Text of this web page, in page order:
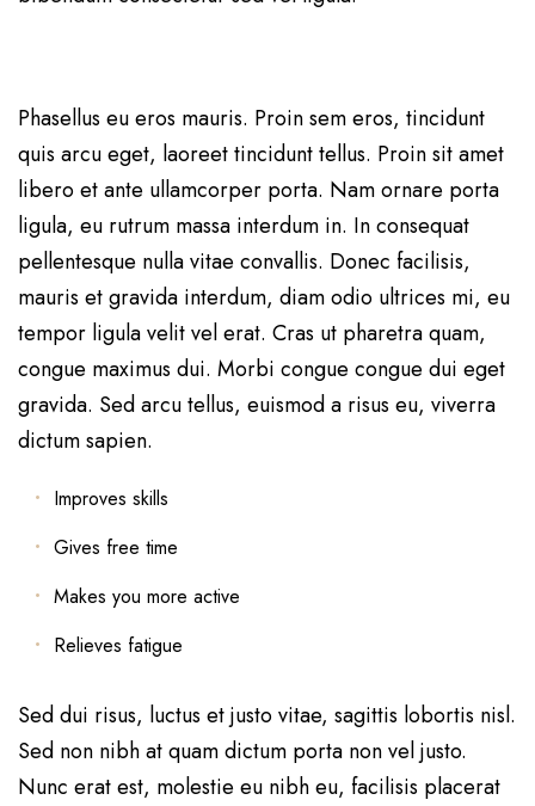
Phasellus eu eros mauris. Proin sem eros, tincidunt
quis arcu eget, laoreet tincidunt tellus. Proin sit amet
libero et ante ullamcorper porta. Nam ornare porta
ligula, eu rutrum massa interdum in. In consequat
pellentesque nulla vitae convallis. Donec facilisis,
mauris et gravida interdum, diam odio ultrices mi, eu
tempor ligula velit vel erat. Cras ut pharetra quam,
congue maximus dui. Morbi congue congue dui eget
gravida. Sed arcu tellus, euismod a risus eu, viverra
dictum sapien.
Improves skills
Gives free time
Makes you more active
Relieves fatigue
Sed dui risus, luctus et justo vitae, sagittis lobortis nisl.
Sed non nibh at quam dictum porta non vel justo.
Nunc erat est, molestie eu nibh eu, facilisis placerat